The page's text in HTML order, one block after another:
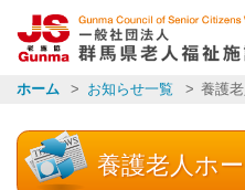
ホーム お知らせ一覧 養護
養護老人ホ
ごあいさつ